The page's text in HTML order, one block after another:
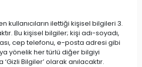
kullanıcıların ilettiği kişisel bilgileri 3.
Bu kişisel bilgiler; kişi adı-soyadı,
cep telefonu, e-posta adresi gibi
yönelik her türlü diğer bilgiyi
Bilgiler’ olarak anılacaktır.